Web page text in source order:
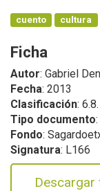
cuento cultura
Ficha
Autor: Gabriel
Fecha: 2013
Clasificación:
Tipo documento
Fondo:
Signatura: L166
Descargar